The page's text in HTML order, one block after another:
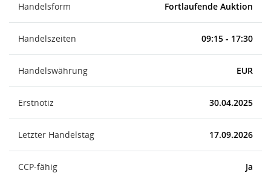
Handelsform Fortlaufende Auktion
Handelszeiten 09:15 - 17:30
Handelswährung EUR
Erstnotiz 30.04.2025
Letzter Handelstag 17.09.2026
CCP-fähig Ja